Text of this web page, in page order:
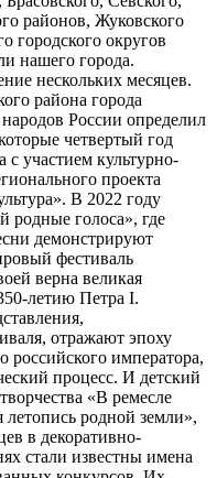
районов, Жуковского
городского округов
нашего города.
нескольких месяцев.
района города
России определил
четвертый год
с участием культурно-
проекта
В 2022 году
родные голоса», где
демонстрируют
фестиваль
верна великая
летию Петра I.
отражают эпоху
российского императора,
процесс. И детский
«В ремесле
летопись родной земли»,
в декоративно-
стали известны имена